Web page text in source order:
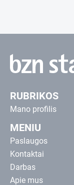
RUBRIKOS
Mano profilis
MENIU
Paslaugos
Kontaktai
Darbas
Apie mus